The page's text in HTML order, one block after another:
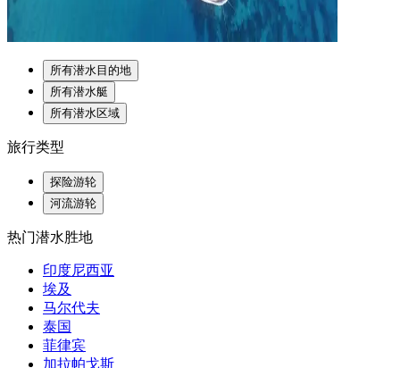
所有潜水目的地
所有潜水艇
所有潜水区域
旅行类型
探险游轮
河流游轮
热门潜水胜地
印度尼西亚
埃及
马尔代夫
泰国
菲律宾
加拉帕戈斯